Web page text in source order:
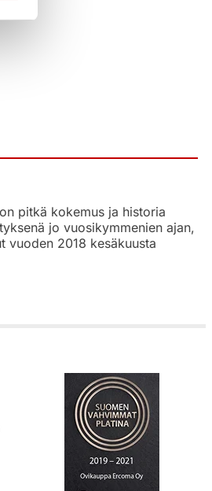
pitkä kokemus ja historia
jo vuosikymmenien ajan,
vuoden 2018 kesäkuusta